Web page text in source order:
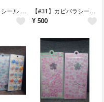
【#32】おしりシール 動物シール ぷにぷにシール 5枚セット デコレーション 【#31】カピバラシール ぷっくりシール 3Dシール 4枚セット デコレーション
¥ 500